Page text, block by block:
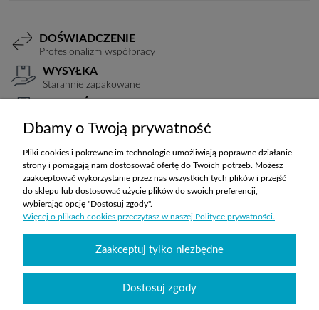
DOŚWIADCZENIE
Profesjonalizm współpracy
WYSYŁKA
Starannie zapakowane
TRANSPORT
Koszty ustalane indywidualnie
ZAKUPY
POMOC
MOJE KONTO
Dbamy o Twoją prywatność
Pliki cookies i pokrewne im technologie umożliwiają poprawne działanie
strony i pomagają nam dostosować ofertę do Twoich potrzeb. Możesz
zaakceptować wykorzystanie przez nas wszystkich tych plików i przejść
do sklepu lub dostosować użycie plików do swoich preferencji,
wybierając opcję "Dostosuj zgody".
Więcej o plikach cookies przeczytasz w naszej Polityce prywatności.
Zaakceptuj tylko niezbędne
Dostosuj zgody